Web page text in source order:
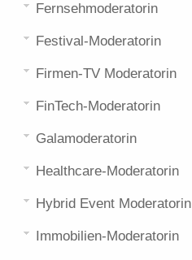
Fernsehmoderatorin
Festival-Moderatorin
Firmen-TV Moderatorin
FinTech-Moderatorin
Galamoderatorin
Healthcare-Moderatorin
Hybrid Event Moderatorin
Immobilien-Moderatorin